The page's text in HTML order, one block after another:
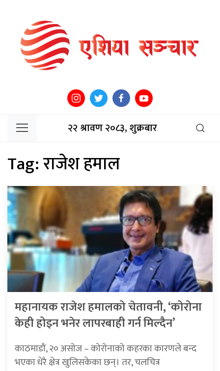
२२ श्रावण २०८३, शुक्रबार
Tag:राजेश हमाल
महानायक राजेश हमालको चेतावनी, ‘कोरोना
केही होइन भनेर लापरबाही गर्न मिल्दैन’
काठमाडौं, २० असोज – कोरोनाको कहरका कारणले बन्द
भएका धेरै क्षेत्र खुलिसकेका छन्। तर, चलचित्र